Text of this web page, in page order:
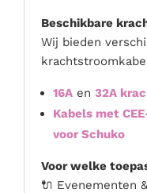
Beschikbare
Wij bieden
16A en 32A
Kabels met
voor Schuko
Voor welke
🔌 Evenementen